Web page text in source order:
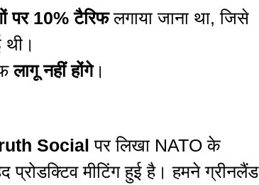
पर 10% टैरिफलगाया जाना था, जिसे
थी।
लागू नहीं होंगे।
Social पर लिखा NATO के
मीटिंग हुई है। हमने ग्रीनलैंड